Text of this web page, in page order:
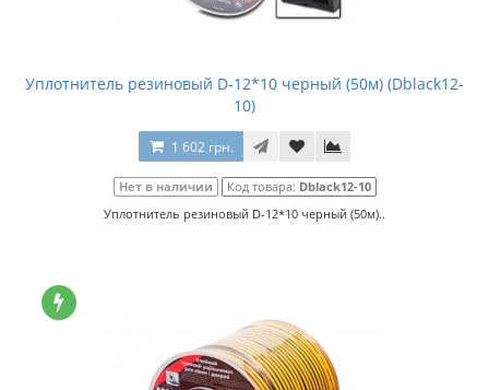
Уплотнитель резиновый D-12*10 черный (50м) (Dblack12-
10)
1 602 грн.
Нет в наличии Код товара: Dblack12-10
Уплотнитель резиновый D-12*10 черный (50м)..